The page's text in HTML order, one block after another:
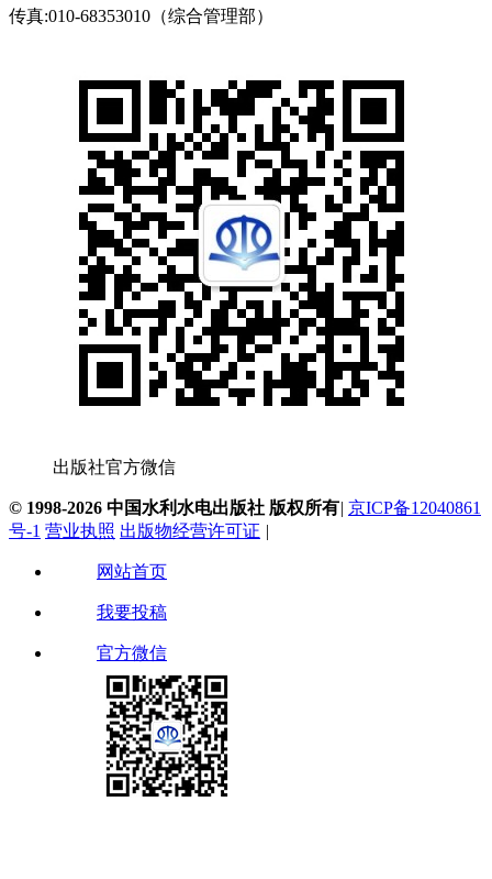
传真:010-68353010（综合管理部）
出版社官方微信
© 1998-2026 中国水利水电出版社 版权所有| 京ICP备12040861
号-1 营业执照 出版物经营许可证 |
网站首页
我要投稿
官方微信